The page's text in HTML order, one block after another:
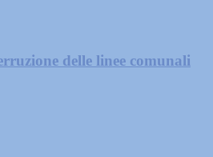
delle linee comunali